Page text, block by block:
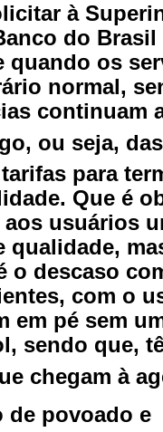
à
do Brasil
quando os
normal,
continuam
ou seja,
para
Que é
usuários
qualidade,
o descaso
com o
em pé sem
sendo que,
chegam à
de povoado e